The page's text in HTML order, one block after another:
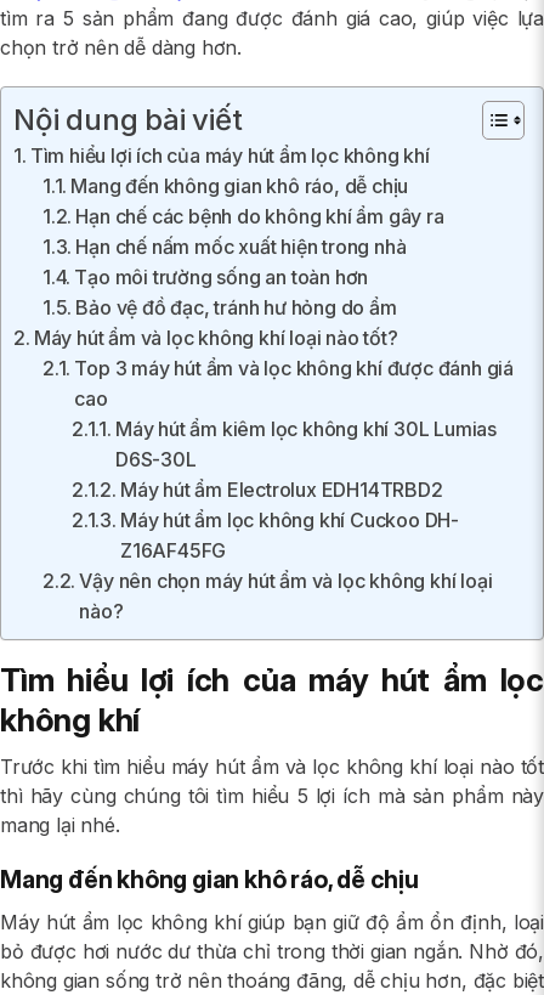
tìm ra 5 sản phẩm đang được đánh giá cao, giúp việc lựa
chọn trở nên dễ dàng hơn.
Nội dung bài viết
Tìm hiểu lợi ích của máy hút ẩm lọc không khí
Mang đến không gian khô ráo, dễ chịu
Hạn chế các bệnh do không khí ẩm gây ra
Hạn chế nấm mốc xuất hiện trong nhà
Tạo môi trường sống an toàn hơn
Bảo vệ đồ đạc, tránh hư hỏng do ẩm
Máy hút ẩm và lọc không khí loại nào tốt?
Top 3 máy hút ẩm và lọc không khí được đánh giá
cao
Máy hút ẩm kiêm lọc không khí 30L Lumias
D6S-30L
Máy hút ẩm Electrolux EDH14TRBD2
Máy hút ẩm lọc không khí Cuckoo DH-
Z16AF45FG
Vậy nên chọn máy hút ẩm và lọc không khí loại
nào?
Tìm hiểu lợi ích của máy hút ẩm lọc
không khí
Trước khi tìm hiểu máy hút ẩm và lọc không khí loại nào tốt
thì hãy cùng chúng tôi tìm hiểu 5 lợi ích mà sản phẩm này
mang lại nhé.
Mang đến không gian khô ráo, dễ chịu
Máy hút ẩm lọc không khí giúp bạn giữ độ ẩm ổn định, loại
bỏ được hơi nước dư thừa chỉ trong thời gian ngắn. Nhờ đó,
không gian sống trở nên thoáng đãng, dễ chịu hơn, đặc biệt